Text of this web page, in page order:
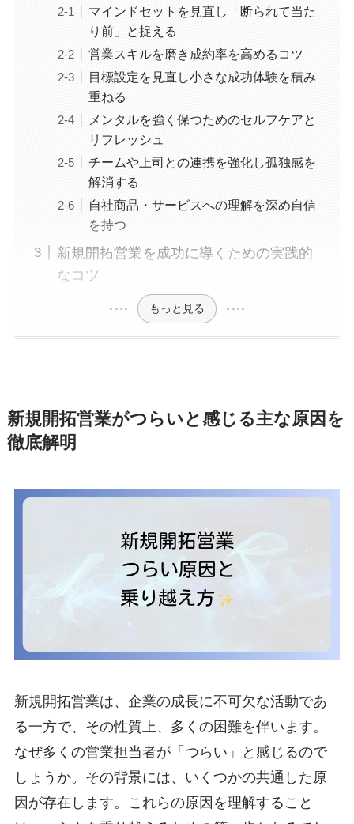
マインドセットを見直し「断られて当た
り前」と捉える
営業スキルを磨き成約率を高めるコツ
目標設定を見直し小さな成功体験を積み
重ねる
メンタルを強く保つためのセルフケアと
リフレッシュ
チームや上司との連携を強化し孤独感を
解消する
自社商品・サービスへの理解を深め自信
を持つ
新規開拓営業を成功に導くための実践的
なコツ
もっと見る
新規開拓営業がつらいと感じる主な原因を
徹底解明
新規開拓営業は、企業の成長に不可欠な活動であ
る一方で、その性質上、多くの困難を伴います。
なぜ多くの営業担当者が「つらい」と感じるので
しょうか。その背景には、いくつかの共通した原
因が存在します。これらの原因を理解すること